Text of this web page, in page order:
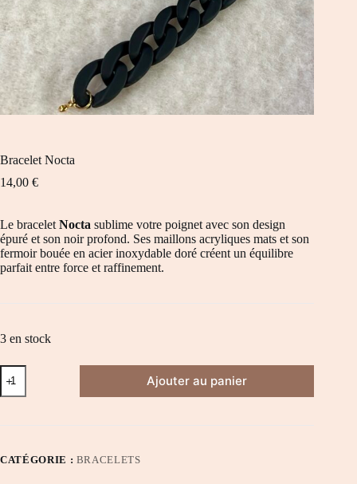
Bracelet Nocta
14,00 €
Le bracelet Nocta sublime votre poignet avec son design
épuré et son noir profond. Ses maillons acryliques mats et son
fermoir bouée en acier inoxydable doré créent un équilibre
parfait entre force et raffinement.
3 en stock
quantité
de
Bracelet
Ajouter au panier
CATÉGORIE : BRACELETS